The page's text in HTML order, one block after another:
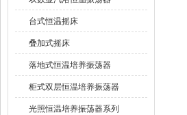
台式恒温摇床
叠加式摇床
落地式恒温培养振荡器
柜式双层恒温培养振荡器
光照恒温培养振荡器系列